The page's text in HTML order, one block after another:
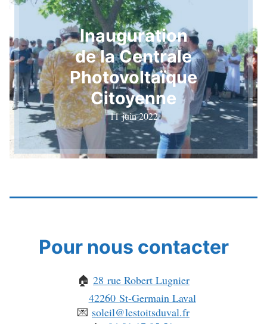
Inauguration
de la Centrale
Photovoltaïque
Citoyenne
11 juin 2022
Pour nous contacter
🏠 28 rue Robert Lugnier
42260 St-Germain Laval
💌 soleil@lestoitsduval.fr